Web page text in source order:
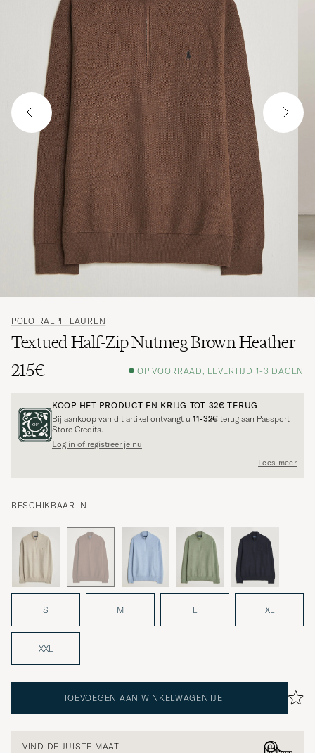
POLO RALPH LAUREN
Textued Half-Zip Nutmeg Brown Heather
215€
OP VOORRAAD, LEVERTIJD 1-3 DAGEN
KOOP HET PRODUCT EN KRIJG TOT 32€ TERUG
Bij aankoop van dit artikel ontvangt u 11-32€ terug aan Passport
Store Credits.
Log in of registreer je nu
Lees meer
BESCHIKBAAR IN
S M L XL
XXL
TOEVOEGEN AAN WINKELWAGENTJE
VIND DE JUISTE MAAT